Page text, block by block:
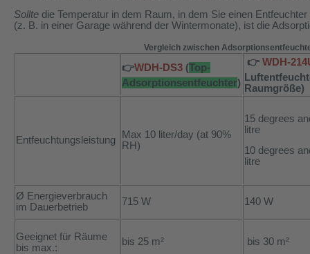
Sollte die Temperatur in dem Raum, in dem Sie einen
(z. B. in einer Garage während der Wintermonate), ist die
Vergleich zwischen
👉WDH-DS3 (Top-
Adsorptionsentfeuchter)
👉 WDH-
Raumgröße)
Entfeuchtungsleistung
Max 10 liter/day (at 90%
RH)
15 degrees
litre
10 degrees
litre
Ø Energieverbrauch
im Dauerbetrieb
715 W 140 W
Geeignet für Räume
bis max.:
bis 25 m² bis 30 m²